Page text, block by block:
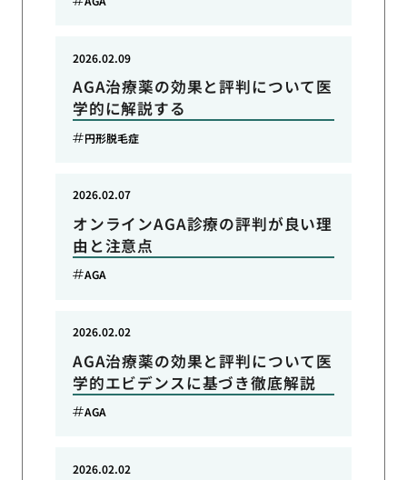
AGA治療薬の効果と評判について医
学的に解説する
2026.02.09
円形脱毛症
オンラインAGA診療の評判が良い理
由と注意点
2026.02.07
AGA
AGA治療薬の効果と評判について医
学的エビデンスに基づき徹底解説
2026.02.02
AGA
2026.02.02